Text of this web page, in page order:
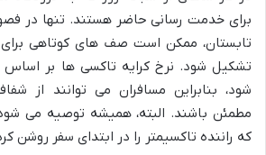
برای خدمت رسانی حاضر هستند. تنها در
تابستان، ممکن است صف های کوتاهی
تشکیل شود. نرخ کرایه تاکسی ها بر اساس
شود، بنابراین مسافران می توانند از
مطمئن باشند. البته، همیشه توصیه می
که راننده تاکسیمتر را در ابتدای سفر روشن